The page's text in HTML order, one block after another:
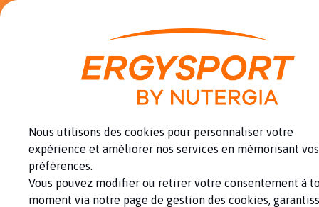
Groupe Nutergia
Santé Nutrition
Panneau de gestion des cookies
Nous utilisons des cookies pour personnaliser votre
expérience et améliorer nos services en mémorisant vos
préférences.
Vous pouvez modifier ou retirer votre consentement à
moment via notre page de gestion des cookies,